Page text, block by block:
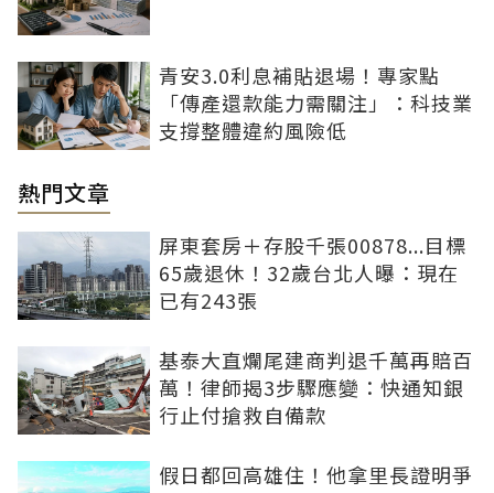
青安3.0利息補貼退場！專家點
「傳產還款能力需關注」：科技業
支撐整體違約風險低
熱門文章
屏東套房＋存股千張00878...目標
65歲退休！32歲台北人曝：現在
已有243張
基泰大直爛尾建商判退千萬再賠百
萬！律師揭3步驟應變：快通知銀
行止付搶救自備款
假日都回高雄住！他拿里長證明爭